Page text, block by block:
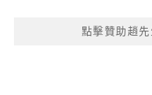
點擊贊助趙